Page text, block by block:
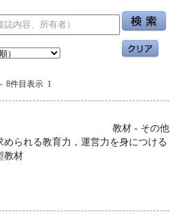
8件目表示 1
教材 - その他
られる教育力，運営力を身につける
教材